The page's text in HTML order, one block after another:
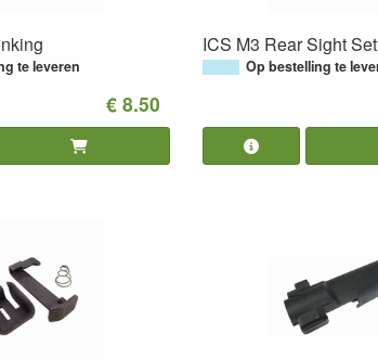
te leveren
€ 8.50
ICS M3 Rear Sight Set
Op bestelling te